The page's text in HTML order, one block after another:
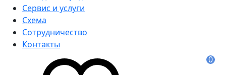
Сервис и услуги
Схема
Сотрудничество
Контакты
0